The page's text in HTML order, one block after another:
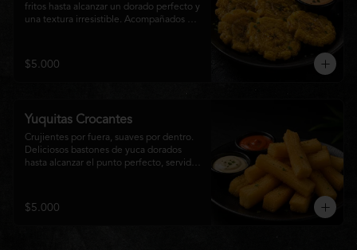
fritos hasta alcanzar un dorado perfecto y
una textura irresistible. Acompañados de
disfrutar como entrada con el auténtico
sabor de la cocina nikkei.
$5.000
Yuquitas Crocantes
Crujientes por fuera, suaves por dentro.
Deliciosos bastones de yuca dorados
hasta alcanzar el punto perfecto, servidos
compartir o complementar cualquier
experiencia Matsumoto Nikkei.
$5.000